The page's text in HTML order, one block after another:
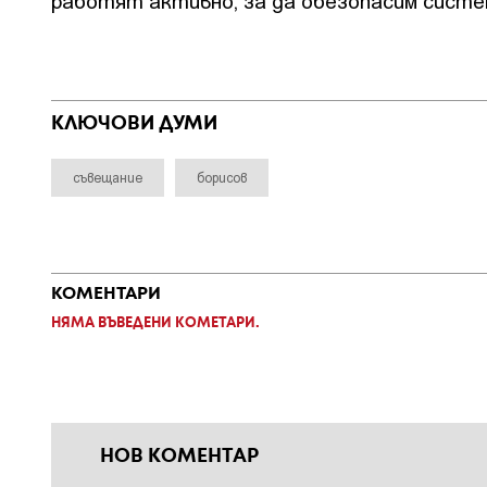
КЛЮЧОВИ ДУМИ
съвещание борисов
КОМЕНТАРИ
НЯМА ВЪВЕДЕНИ КОМЕТАРИ.
НОВ КОМЕНТАР